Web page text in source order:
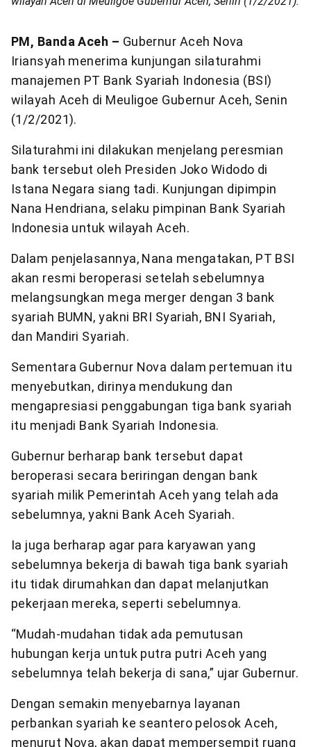
PM, Banda Aceh – Gubernur Aceh Nova
Iriansyah menerima kunjungan silaturahmi
manajemen PT Bank Syariah Indonesia (BSI)
wilayah Aceh di Meuligoe Gubernur Aceh, Senin
(1/2/2021).
Silaturahmi ini dilakukan menjelang peresmian
bank tersebut oleh Presiden Joko Widodo di
Istana Negara siang tadi. Kunjungan dipimpin
Nana Hendriana, selaku pimpinan Bank Syariah
Indonesia untuk wilayah Aceh.
Dalam penjelasannya, Nana mengatakan, PT BSI
akan resmi beroperasi setelah sebelumnya
melangsungkan mega merger dengan 3 bank
syariah BUMN, yakni BRI Syariah, BNI Syariah,
dan Mandiri Syariah.
Sementara Gubernur Nova dalam pertemuan itu
menyebutkan, dirinya mendukung dan
mengapresiasi penggabungan tiga bank syariah
itu menjadi Bank Syariah Indonesia.
Gubernur berharap bank tersebut dapat
beroperasi secara beriringan dengan bank
syariah milik Pemerintah Aceh yang telah ada
sebelumnya, yakni Bank Aceh Syariah.
Ia juga berharap agar para karyawan yang
sebelumnya bekerja di bawah tiga bank syariah
itu tidak dirumahkan dan dapat melanjutkan
pekerjaan mereka, seperti sebelumnya.
“Mudah-mudahan tidak ada pemutusan
hubungan kerja untuk putra putri Aceh yang
sebelumnya telah bekerja di sana,” ujar Gubernur.
Dengan semakin menyebarnya layanan
perbankan syariah ke seantero pelosok Aceh,
menurut Nova, akan dapat mempersempit ruang